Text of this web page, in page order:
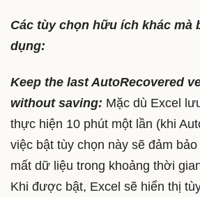
Các tùy chọn hữu ích khác mà
dụng:
Keep the last AutoRecovered
without saving: Mặc dù Excel
thực hiện 10 phút một lần (khi
việc bật tùy chọn này sẽ đảm
mất dữ liệu trong khoảng thời
Khi được bật, Excel sẽ hiển thị